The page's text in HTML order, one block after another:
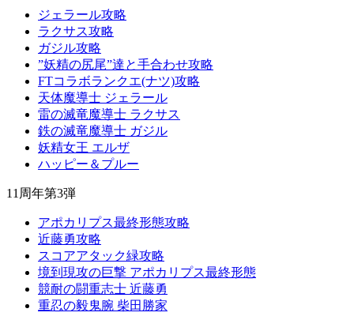
ジェラール攻略
ラクサス攻略
ガジル攻略
”妖精の尻尾”達と手合わせ攻略
FTコラボランクエ(ナツ)攻略
天体魔導士 ジェラール
雷の滅竜魔導士 ラクサス
鉄の滅竜魔導士 ガジル
妖精女王 エルザ
ハッピー＆プルー
11周年第3弾
アポカリプス最終形態攻略
近藤勇攻略
スコアアタック緑攻略
境到現攻の巨撃 アポカリプス最終形態
競耐の闘重志士 近藤勇
重忍の毅鬼腕 柴田勝家